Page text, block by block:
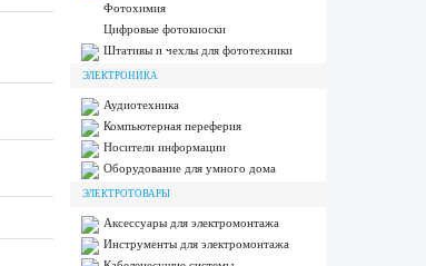
Фотохимия
Цифровые фотокиоски
Штативы и чехлы для фототехники
ЭЛЕКТРОНИКА
Аудиотехника
Компьютерная переферия
Носители информации
Оборудование для умного дома
ЭЛЕКТРОТОВАРЫ
Аксессуары для электромонтажа
Инструменты для электромонтажа